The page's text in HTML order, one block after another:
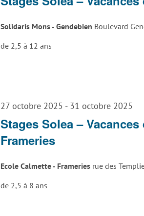
Solidaris Mons - Gendebien Boulevard
de 2,5 à 12 ans
27 octobre 2025 - 31 octobre 2025
Stages Solea – Vacances
Frameries
Ecole Calmette - Frameries rue des
de 2,5 à 8 ans